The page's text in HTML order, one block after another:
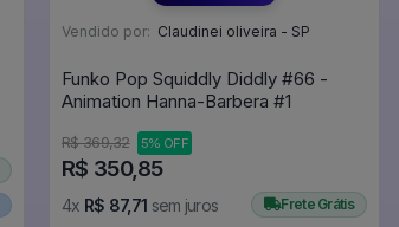
Vendido por: Claudinei oliveira - SP
Funko Pop Squiddly Diddly #66 -
Animation Hanna-Barbera #1
R$ 369,32 5% OFF
R$ 350,85
4x R$ 87,71 sem juros Frete Grátis